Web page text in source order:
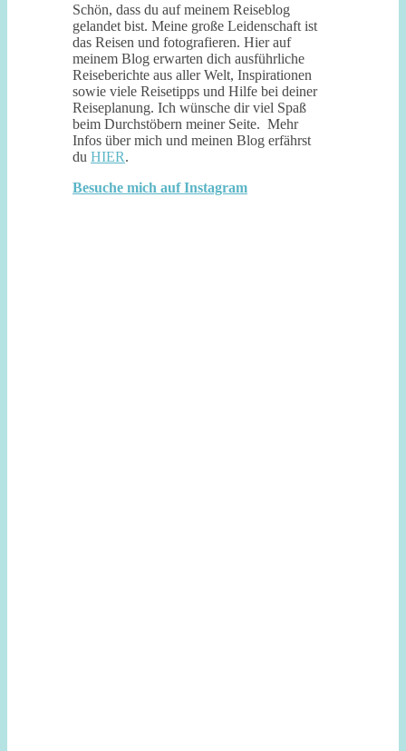
Schön, dass du auf meinem Reiseblog
gelandet bist. Meine große Leidenschaft ist
das Reisen und fotografieren. Hier auf
meinem Blog erwarten dich ausführliche
Reiseberichte aus aller Welt, Inspirationen
sowie viele Reisetipps und Hilfe bei deiner
Reiseplanung. Ich wünsche dir viel Spaß
beim Durchstöbern meiner Seite. Mehr
Infos über mich und meinen Blog erfährst
du HIER.
Besuche mich auf Instagram